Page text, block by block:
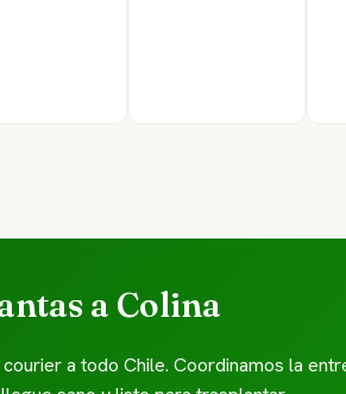
a Colina
courier a todo Chile. Coordinamos la